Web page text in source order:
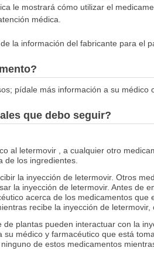
le mostrará cómo utilizar el
médica.
la información del fabricante para el
pídale más información a su médico
que debo seguir?
al letermovir , a cualquier otro
de los ingredientes.
la inyección de letermovir. Otros
la inyección de letermovir. Antes de
acerca de los medicamentos que
recibe la inyección de letermovir,
plantas pueden interactuar con la
médico y farmacéutico que está
de estos medicamentos